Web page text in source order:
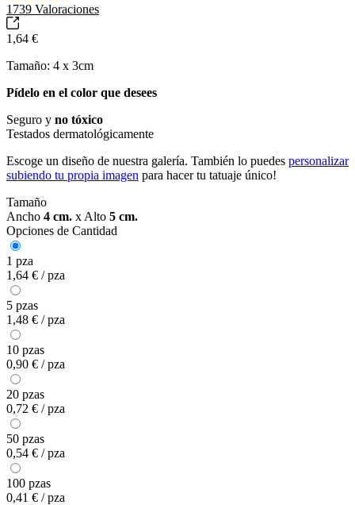
1739 Valoraciones
1,64 €
Tamaño: 4 x 3cm
Pídelo en el color que desees
Seguro y no tóxico
Testados dermatológicamente
Escoge un diseño de nuestra galería. También lo puedes personalizar
subiendo tu propia imagen para hacer tu tatuaje único!
Tamaño
Ancho 4 cm. x Alto 5 cm.
Opciones de Cantidad
1 pza
1,64 € / pza
5 pzas
1,48 € / pza
10 pzas
0,90 € / pza
20 pzas
0,72 € / pza
50 pzas
0,54 € / pza
100 pzas
0,41 € / pza